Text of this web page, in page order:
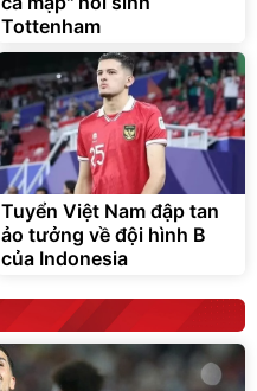
Tottenham
Tuyển Việt Nam đập tan
ảo tưởng về đội hình B
của Indonesia